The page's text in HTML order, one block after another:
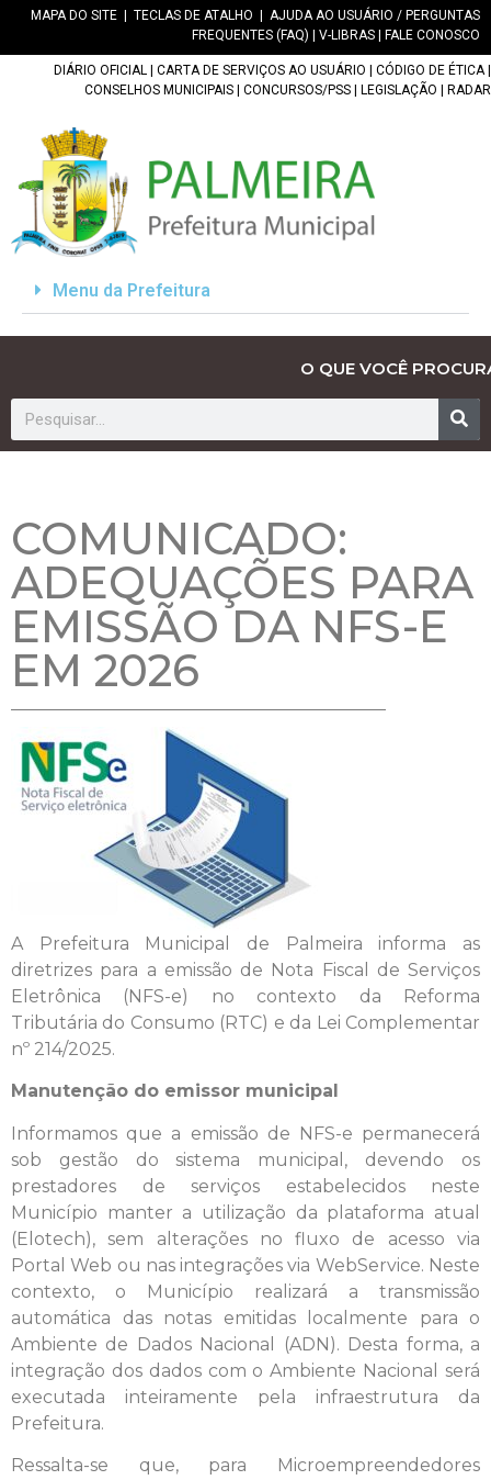
MAPA DO SITE TECLAS DE ATALHO
AJUDA AO USUÁRIO / PERGUNTAS
FREQUENTES (FAQ)
V-LIBRAS FALE CONOSCO
DIÁRIO OFICIAL CARTA DE SERVIÇOS AO USUÁRIO CÓDIGO DE ÉTICA|
CONSELHOS MUNICIPAIS
CONCURSOS/PSS LEGISLAÇÃO RADAR
Menu da Prefeitura
O QUE VOCÊ
COMUNICADO:
ADEQUAÇÕES PARA
EMISSÃO DA NFS-E
EM 2026
A Prefeitura Municipal de Palmeira informa as
diretrizes para a emissão de Nota Fiscal de Serviços
Eletrônica (NFS-e) no contexto da Reforma
Tributária do Consumo (RTC) e da Lei Complementar
nº 214/2025.
Manutenção do emissor municipal
Informamos que a emissão de NFS-e permanecerá
sob gestão do sistema municipal, devendo os
prestadores de serviços estabelecidos neste
Município manter a utilização da plataforma atual
(Elotech), sem alterações no fluxo de acesso via
Portal Web ou nas integrações via WebService. Neste
contexto, o Município realizará a transmissão
automática das notas emitidas localmente para o
Ambiente de Dados Nacional (ADN). Desta forma, a
integração dos dados com o Ambiente Nacional será
executada inteiramente pela infraestrutura da
Prefeitura.
Ressalta-se que, para Microempreendedores